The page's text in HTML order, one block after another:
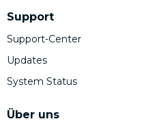
Support
Support-Center
Updates
System Status
Über uns